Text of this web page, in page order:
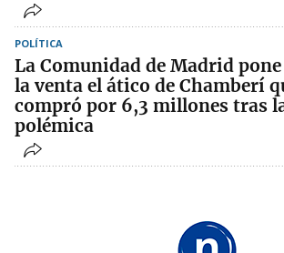
POLÍTICA
La Comunidad de Madrid pone
la venta el ático de Chamberí
compró por 6,3 millones tras
polémica